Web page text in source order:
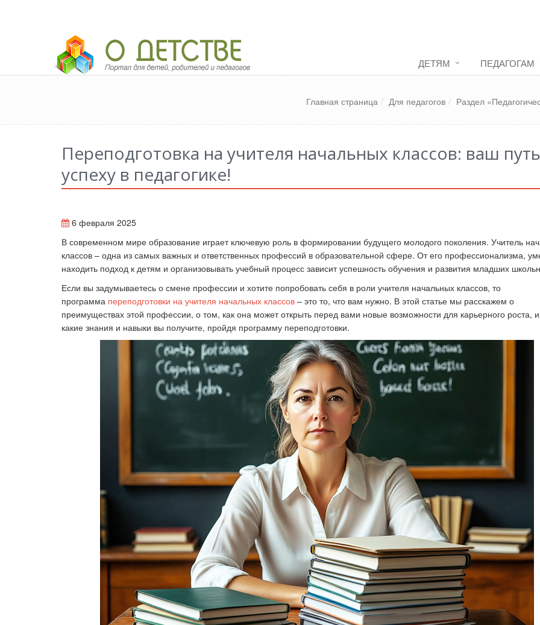
Педагогический портал «О детстве»
ДЕТЯМ
ПЕДАГОГАМ
Главная страница Для педагогов Раздел
Переподготовка на учителя начальных классов: ваш
успеху в педагогике!
6 февраля 2025
В современном мире образование играет ключевую роль в формировании будущего молодого поколения. Учитель
классов – одна из самых важных и ответственных профессий в образовательной сфере. От его профессионализма,
находить подход к детям и организовывать учебный процесс зависит успешность обучения и развития младших
Если вы задумываетесь о смене профессии и хотите попробовать себя в роли учителя начальных классов, то
программа переподготовки на учителя начальных классов – это то, что вам нужно. В этой статье мы расскажем о
преимуществах этой профессии, о том, как она может открыть перед вами новые возможности для карьерного роста,
какие знания и навыки вы получите, пройдя программу переподготовки.
Как стать экспертом наших
конкурсов
Как правильно оформить